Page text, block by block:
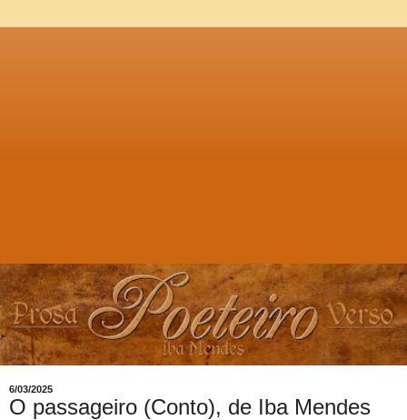
6/03/2025
O passageiro (Conto), de Iba Mendes